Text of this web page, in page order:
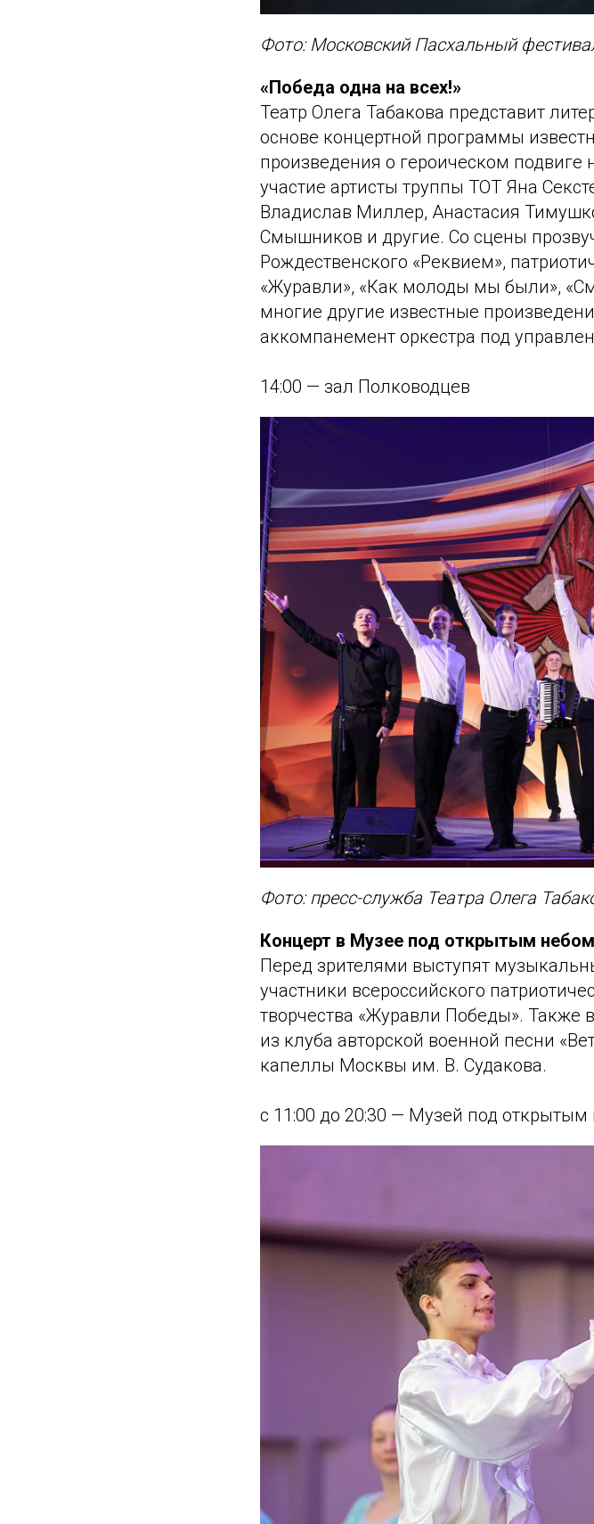
Фото: Московский Пасхальный
«Победа одна на всех!»
Театр Олега Табакова представит
основе концертной программы
произведения о героическом
участие артисты труппы ТОТ Яна
Владислав Миллер, Анастасия
Смышников и другие. Со сцены
Рождественского «Реквием»,
«Журавли», «Как молоды мы были»,
многие другие известные
аккомпанемент оркестра под
14:00 — зал Полководцев
Фото: пресс-служба Театра Олега
Концерт в Музее под открытым
Перед зрителями выступят
участники всероссийского
творчества «Журавли Победы». Также
из клуба авторской военной песни
капеллы Москвы им. В. Судакова.
с 11:00 до 20:30 — Музей под